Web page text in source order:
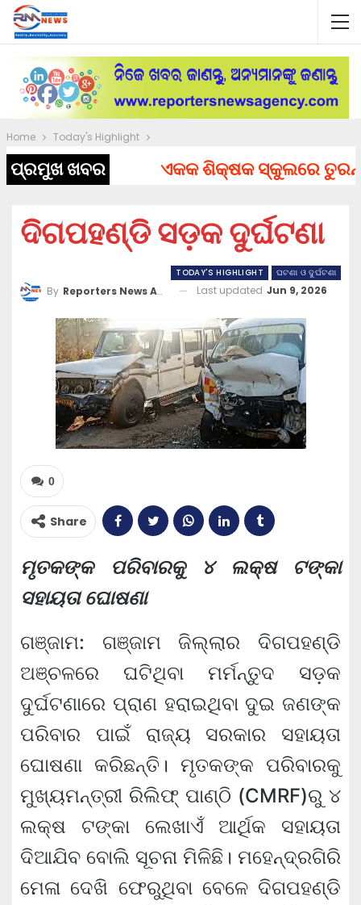
Home Today's Highlight
ପ୍ରମୁଖ ଖବର ଏକକ ଶିକ୍ଷକ ସ୍କୁଲରେ ତୁରନ୍ତ
ଦିଗପହଣ୍ଡି ସଡ଼କ ଦୁର୍ଘଟଣା
TODAY'S HIGHLIGHT ଘଟଣା ଓ ଦୁର୍ଘଟଣା
By Reporters News Agency Last updated Jun 9, 2026
0
Share
ମୃତକଙ୍କ ପରିବାରକୁ ୪ ଲକ୍ଷ ଟଙ୍କା
ସହାୟତା ଘୋଷଣା
ଗଞ୍ଜାମ: ଗଞ୍ଜାମ ଜିଲ୍ଲାର ଦିଗପହଣ୍ଡି
ଅଞ୍ଚଳରେ ଘଟିଥିବା ମର୍ମନ୍ତୁଦ ସଡ଼କ
ଦୁର୍ଘଟଣାରେ ପ୍ରାଣ ହରାଇଥିବା ଦୁଇ ଜଣଙ୍କ
ପରିବାର ପାଇଁ ରାଜ୍ୟ ସରକାର ସହାୟତା
ଘୋଷଣା କରିଛନ୍ତି। ମୃତକଙ୍କ ପରିବାରକୁ
ମୁଖ୍ୟମନ୍ତ୍ରୀ ରିଲିଫ୍ ପାଣ୍ଠି (CMRF)ରୁ ୪
ଲକ୍ଷ ଟଙ୍କା ଲେଖାଏଁ ଆର୍ଥିକ ସହାୟତା
ଦିଆଯିବ ବୋଲି ସୂଚନା ମିଳିଛି। ମହେନ୍ଦ୍ରଗିରି
ମେଳା ଦେଖି ଫେରୁଥିବା ବେଳେ ଦିଗପହଣ୍ଡି